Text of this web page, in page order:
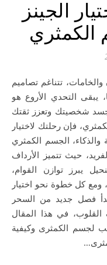
الجينز
الكمثري
يبقى التحدي الأروع هو
شخصيتك وتعزز ثقتك
فإن رحلتك لاختيار
والذكاء، الجسم الكمثري
حيث تتميز الأرداف
يبرز توازن القوام،
ومع كل خطوة نحو اختيار
فصل جديد من السحر
في هذا المقال
لجسم الكمثرى وكيفية